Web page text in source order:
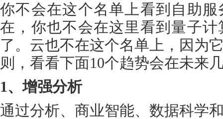
你不会在这个名单上看到自助
在，你也不会在这里看到量子
了。云也不在这个名单上，因为
则，看看下面10个趋势会在未来
1、增强分析
通过分析、商业智能、数据科学